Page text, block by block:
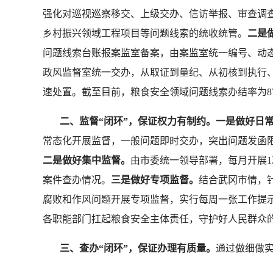
强化对巡视巡察移交、上级交办、信访举报、审查调
乡村振兴领域工程项目等问题线索的统收统管。 二是
问题线索台账报案监室备案，由案监室统一编号、
政风监督室统一交办，从取证到量纪、从初核到执
速处置。截至目前，粮食安全领域问题线索办结率为
二、监督“闭环”，保证权力有制约。一是做好日
常态化开展监督，一般问题即时交办，突出问题发
二是做好集中监督。 由市委统一领导部署，每月开展
案件查办情况。 三是做好专项监督。 结合武冈市情，
腐败和作风问题开展专项监督，实行每周一张工作
各职能部门扛起粮食安全主体责任，守护好人民群众
三、查办“闭环”，保证办理有质量。 通过做细做